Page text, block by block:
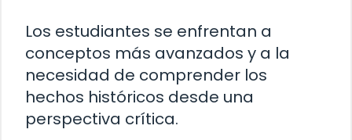
Los estudiantes se enfrentan a
conceptos más avanzados y a la
necesidad de comprender los
hechos históricos desde una
perspectiva crítica.